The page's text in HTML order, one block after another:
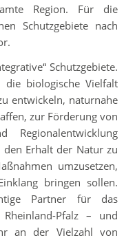
Region. Für die
Schutzgebiete nach
Schutzgebiete.
die biologische Vielfalt
entwickeln, naturnahe
zur Förderung von
Regionalentwicklung
Erhalt der Natur zu
umzusetzen,
bringen sollen.
Partner für das
Pfalz – und
an der Vielzahl von